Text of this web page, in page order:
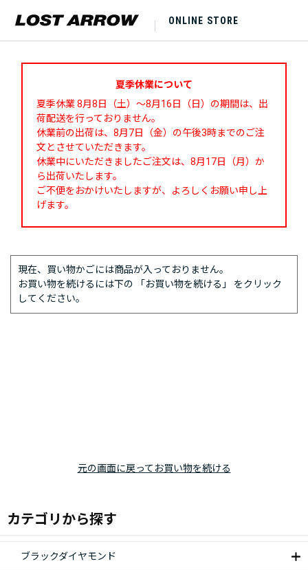
ONLINE STORE
夏季休業について
夏季休業 8月8日（土）～8月16日（日）の期間は、出
荷配送を行っておりません。
休業前の出荷は、8月7日（金）の午後3時までのご注
文とさせていただきます。
休業中にいただきましたご注文は、8月17日（月）か
ら出荷いたします。
ご不便をおかけいたしますが、よろしくお願い申し上
げます。
現在、買い物かごには商品が入っておりません。
お買い物を続けるには下の 「お買い物を続ける」 をクリック
してください。
元の画面に戻ってお買い物を続ける
カテゴリから探す
ブラックダイヤモンド